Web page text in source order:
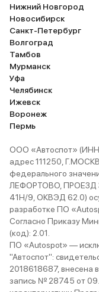
Нижний Новгород
Новосибирск
Санкт-Петербург
Волгоград
Тамбов
Мурманск
Уфа
Челябинск
Ижевск
Воронеж
Пермь
ООО «Автоспот»
адрес 111250,
федерального
ЛЕФОРТОВО, ПРОЕЗД
41Н/9, ОКВЭД 62.0)
разработке ПО
Согласно Приказу
(код): 2.01.
ПО «Autospot» —
"Автоспот":
2018618687, внесена
запись № 28745 от